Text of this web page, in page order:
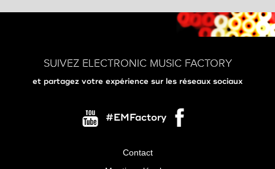
SUIVEZ ELECTRONIC MUSIC FACTORY
et partagez votre expérience sur les réseaux sociaux
#EMFactory
Contact